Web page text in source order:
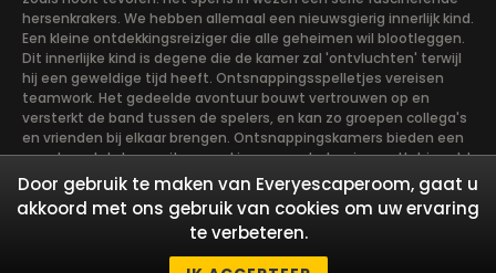
hersenkrakers. We hebben allemaal een nieuwsgierig innerlijk kind.
Een kleine ontdekkingsreiziger die alle geheimen wil blootleggen.
Dit innerlijke kind is degene die de kamer zal 'ontvluchten' terwijl
hij een geweldige tijd heeft. Ontsnappingsspelletjes vereisen
teamwork. Het gedeelde avontuur bouwt vertrouwen op en
versterkt de band tussen de spelers, en kan zo groepen collega's
en vrienden bij elkaar brengen. Ontsnappingskamers bieden een
avontuur dat de moeite waard is om aan te beginnen. Het is echt
teamwerk, wat het soepelst gaat als de teamleden hun
verschillende sterke punten gebruiken om het
gemeenschappelijke doel te bereiken. Er zijn in wezen vier rollen
die de leden op zich moeten nemen, die het meest zullen
bijdragen aan de chemie van de groep. Laten we eens kijken wie
Door gebruik te maken van Everyescaperoom, gaat u
akkoord met ons gebruik van cookies om uw ervaring
te verbeteren.